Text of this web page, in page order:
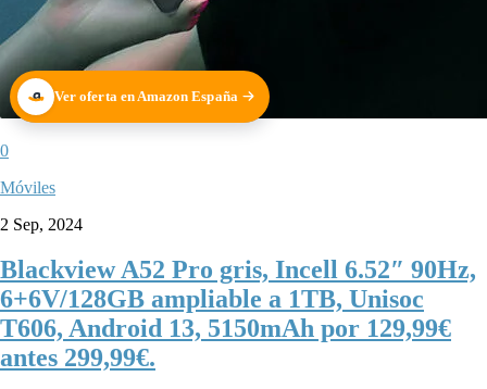
Ver oferta en Amazon España
0
Móviles
2 Sep, 2024
Blackview A52 Pro gris, Incell 6.52″ 90Hz,
6+6V/128GB ampliable a 1TB, Unisoc
T606, Android 13, 5150mAh por 129,99€
antes 299,99€.